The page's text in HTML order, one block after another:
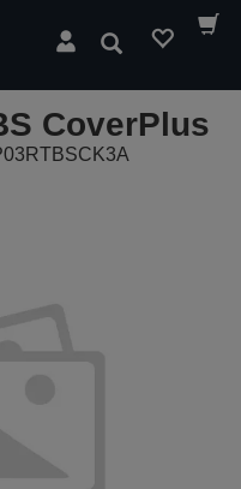
Buscar
CoverPlus